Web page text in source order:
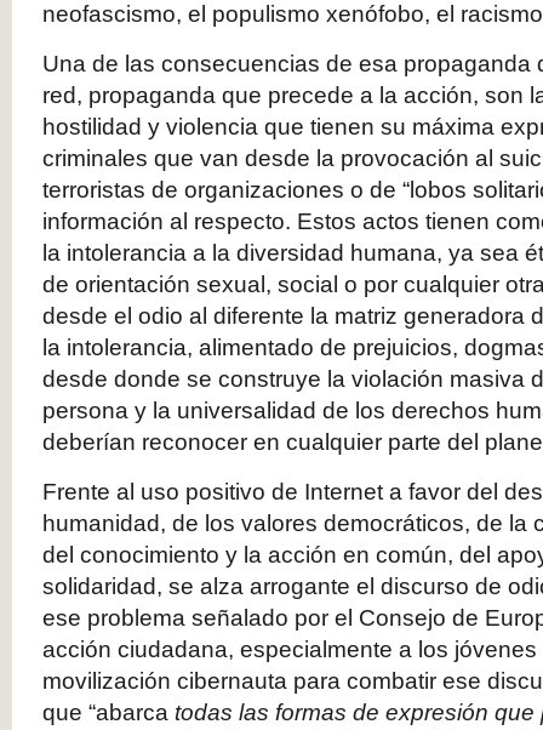
neofascismo, el populismo xenófobo, el
Una de las consecuencias de esa propaganda
red, propaganda que precede a la acción, son
hostilidad y violencia que tienen su máxima
criminales que van desde la provocación al
terroristas de organizaciones o de “lobos
información al respecto. Estos actos tienen
la intolerancia a la diversidad humana, ya sea
de orientación sexual, social o por cualquier
desde el odio al diferente la matriz generadora
la intolerancia, alimentado de prejuicios,
desde donde se construye la violación masiva
persona y la universalidad de los derechos
deberían reconocer en cualquier parte del
Frente al uso positivo de Internet a favor del
humanidad, de los valores democráticos, de la
del conocimiento y la acción en común, del
solidaridad, se alza arrogante el discurso de
ese problema señalado por el Consejo de
acción ciudadana, especialmente a los
movilización cibernauta para combatir ese
que “abarca todas las formas de expresión